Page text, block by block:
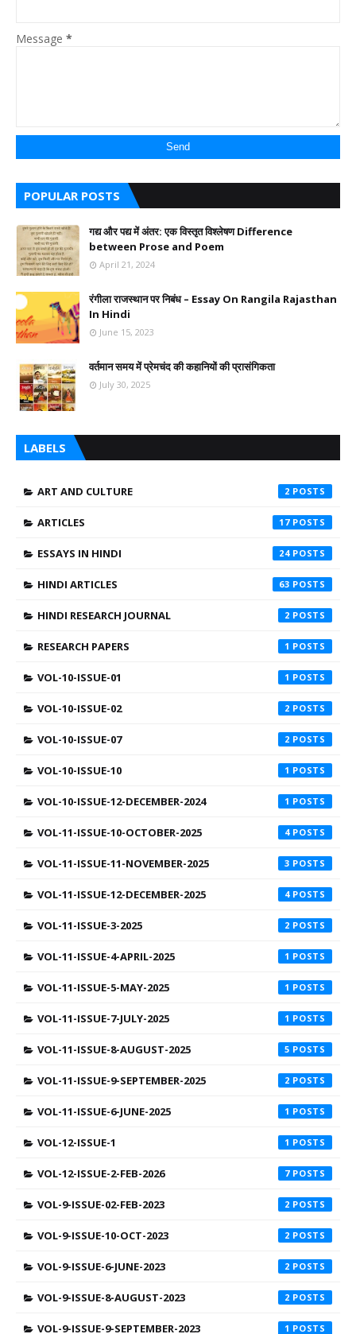
Message *
POPULAR POSTS
गद्य और पद्य में अंतर: एक विस्तृत विश्लेषण Difference
between Prose and Poem
April 21, 2024
रंगीला राजस्थान पर निबंध – Essay On Rangila Rajasthan
In Hindi
June 15, 2023
वर्तमान समय में प्रेमचंद की कहानियों की प्रासंगिकता
July 30, 2025
LABELS
ART AND CULTURE 2
ARTICLES 17
ESSAYS IN HINDI 24
HINDI ARTICLES 63
HINDI RESEARCH JOURNAL 2
RESEARCH PAPERS 1
VOL-10-ISSUE-01 1
VOL-10-ISSUE-02 2
VOL-10-ISSUE-07 2
VOL-10-ISSUE-10 1
VOL-10-ISSUE-12-DECEMBER-2024 1
VOL-11-ISSUE-10-OCTOBER-2025 4
VOL-11-ISSUE-11-NOVEMBER-2025 3
VOL-11-ISSUE-12-DECEMBER-2025 4
VOL-11-ISSUE-3-2025 2
VOL-11-ISSUE-4-APRIL-2025 1
VOL-11-ISSUE-5-MAY-2025 1
VOL-11-ISSUE-7-JULY-2025 1
VOL-11-ISSUE-8-AUGUST-2025 5
VOL-11-ISSUE-9-SEPTEMBER-2025 2
VOL-11-ISSUE-6-JUNE-2025 1
VOL-12-ISSUE-1 1
VOL-12-ISSUE-2-FEB-2026 7
VOL-9-ISSUE-02-FEB-2023 2
VOL-9-ISSUE-10-OCT-2023 2
VOL-9-ISSUE-6-JUNE-2023 2
VOL-9-ISSUE-8-AUGUST-2023 2
VOL-9-ISSUE-9-SEPTEMBER-2023 1